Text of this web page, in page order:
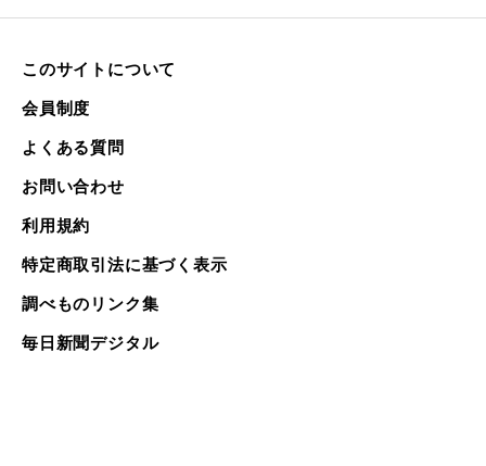
このサイトについて
会員制度
よくある質問
お問い合わせ
利用規約
特定商取引法に基づく表示
調べものリンク集
毎日新聞デジタル